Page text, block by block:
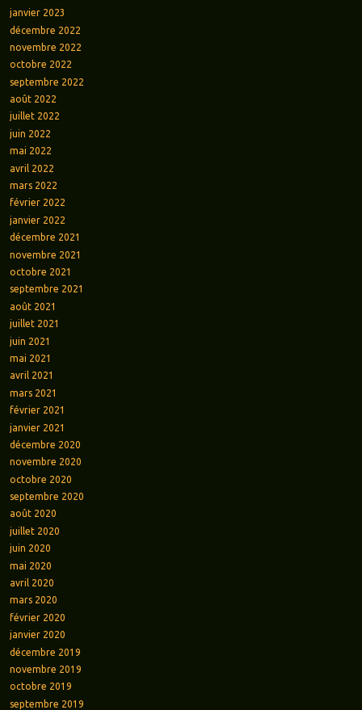
janvier 2023
décembre 2022
novembre 2022
octobre 2022
septembre 2022
août 2022
juillet 2022
juin 2022
mai 2022
avril 2022
mars 2022
février 2022
janvier 2022
décembre 2021
novembre 2021
octobre 2021
septembre 2021
août 2021
juillet 2021
juin 2021
mai 2021
avril 2021
mars 2021
février 2021
janvier 2021
décembre 2020
novembre 2020
octobre 2020
septembre 2020
août 2020
juillet 2020
juin 2020
mai 2020
avril 2020
mars 2020
février 2020
janvier 2020
décembre 2019
novembre 2019
octobre 2019
septembre 2019